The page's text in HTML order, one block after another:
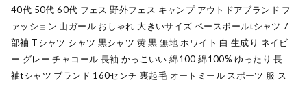
40代 50代 60代 フェス 野外フェス キャンプ アウトドアブランド フ
ァッション 山ガール おしゃれ 大きいサイズ ベースボールtシャツ 7
部袖 Tシャツ シャツ 黒シャツ 黄 黒 無地 ホワイト 白 生成り ネイビ
ー グレー チャコール 長袖 かっこいい 綿100 綿100% ゆったり 長
袖tシャツ ブランド 160センチ 裏起毛 オートミール スポーツ 服 ス